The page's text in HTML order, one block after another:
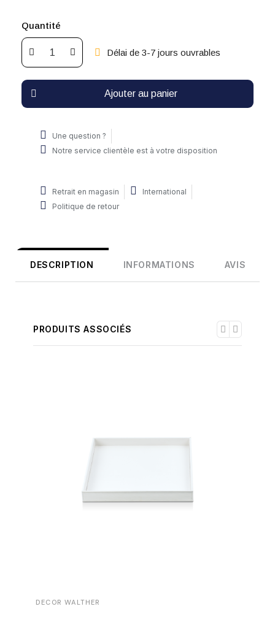
Quantité
Délai de 3-7 jours ouvrables
Ajouter au panier
Une question ?
Notre service clientèle est à votre disposition
Retrait en magasin
International
Politique de retour
DESCRIPTION INFORMATIONS AVIS
PRODUITS ASSOCIÉS
DECOR WALTHER